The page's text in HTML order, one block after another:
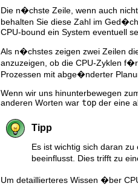
Die n�chste Zeile, wenn auch
behalten Sie diese Zahl im
CPU-bound ein System eventuell
Als n�chstes zeigen zwei Zeilen
anzuzeigen, ob die CPU-Zyklen
Prozessen mit abge�nderter
Wenn wir uns hinunterbewegen
anderen Worten war top der eine
Tipp
Es ist wichtig sich daran
beeinflusst. Dies trifft zu
Um detaillierteres Wissen �ber